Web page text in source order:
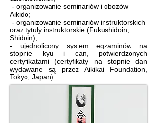
- organizowanie seminariów i obozów
Aikido;
- organizowanie seminariów instruktorskich
oraz tytuły instruktorskie (Fukushidoin,
Shidoin);
- ujednolicony system egzaminów na
stopnie kyu i dan, potwierdzonych
certyfikatami (certyfikaty na stopnie dan
wydawane są przez Aikikai Foundation,
Tokyo, Japan).